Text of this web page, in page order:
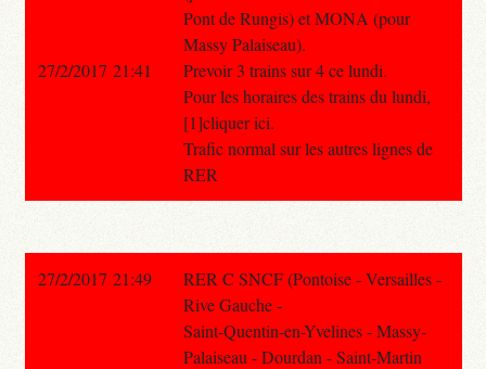
Pont de Rungis) et MONA (pour
Massy Palaiseau).
Prevoir 3 trains sur 4 ce lundi.
Pour les horaires des trains du lundi,
[1]cliquer ici.
Trafic normal sur les autres lignes de
RER
27/2/2017 21:41
27/2/2017 21:49
RER C SNCF (Pontoise - Versailles -
Rive Gauche -
Saint-Quentin-en-Yvelines - Massy-
Palaiseau - Dourdan - Saint-Martin